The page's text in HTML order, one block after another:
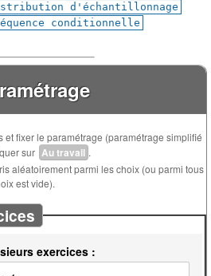
d'échantillonnage
conditionnelle
fixer le paramétrage (paramétrage simplifié
sur Au travail .
aléatoirement parmi les choix (ou parmi tous
est vide).
exercices :